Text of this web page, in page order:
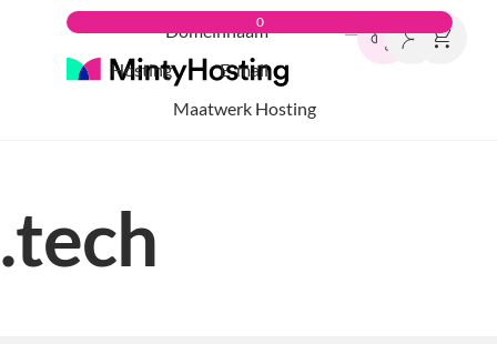
Domeinnaam
Hosting
E-mail
Maatwerk Hosting
0
.tech